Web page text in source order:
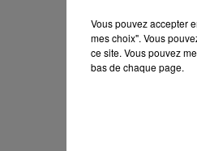
Vous pouvez accepter
mes choix". Vous
ce site. Vous pouvez
bas de chaque page.